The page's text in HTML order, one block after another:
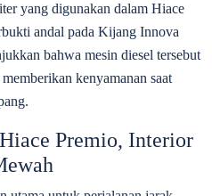
yang digunakan dalam Hiace
andal pada Kijang Innova
bahwa mesin diesel tersebut
kenyamanan saat
Premio, Interior